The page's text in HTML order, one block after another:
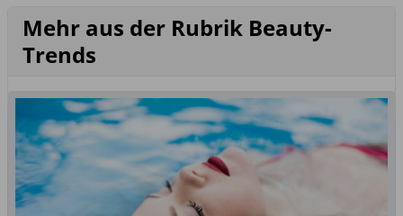
Mehr aus der Rubrik Beauty-
Trends